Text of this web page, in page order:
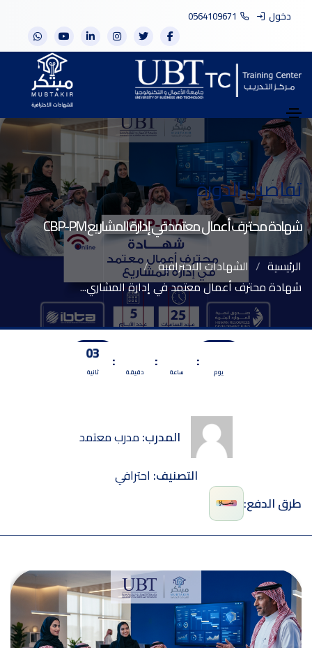
0564109671 دخول
تفاصيل الدورة
شهادة محترف أعمال معتمد في إدارة المشاريع CBP-PM
الرئيسية
الشهادات الاحترافية
شهادة محترف أعمال معتمد في إدارة المشاري...
يوم : ساعة : دقيقة :
02
ثانية
المدرب:مدرب معتمد
التصنيف: احترافي
طرق الدفع: